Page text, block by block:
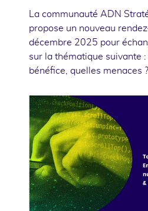
La communauté ADN
propose un nouveau
décembre 2025 pour
sur la thématique suivante
bénéfice, quelles menaces ?